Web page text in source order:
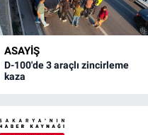
ASAYİŞ
D-100'de 3 araçlı zincirleme
kaza